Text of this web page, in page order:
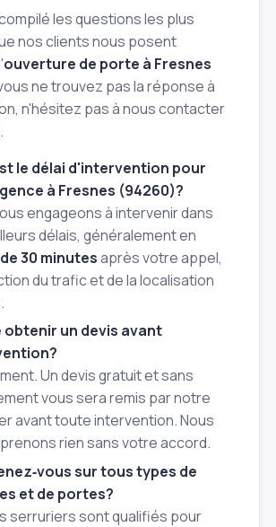
les questions les plus
nos clients nous posent
ouverture de porte à Fresnes
ne trouvez pas la réponse à
n'hésitez pas à nous contacter
le délai d'intervention pour
à Fresnes (94260)?
engageons à intervenir dans
délais, généralement en
30 minutesaprès votre appel,
du trafic et de la localisation
obtenir un devis avant
Un devis gratuit et sans
vous sera remis par notre
avant toute intervention. Nous
rien sans votre accord.
sur tous types de
et de portes?
serruriers sont qualifiés pour